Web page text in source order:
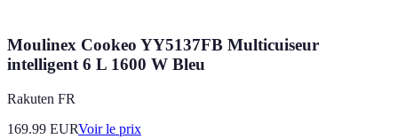
Moulinex Cookeo YY5137FB Multicuiseur
intelligent 6 L 1600 W Bleu
Rakuten FR
169.99 EURVoir le prix